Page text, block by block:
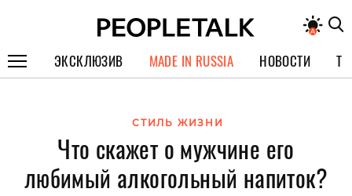
ЭКСКЛЮЗИВ
СПЕЦПРОЕКТЫ
ИНТЕРВЬЮ
ПОКОЛЕНИЕ
MADE IN RUSSIA НОВОСТИ
СТИЛЬ ЖИЗНИ
Что скажет о мужчине его
любимый алкогольный напиток?